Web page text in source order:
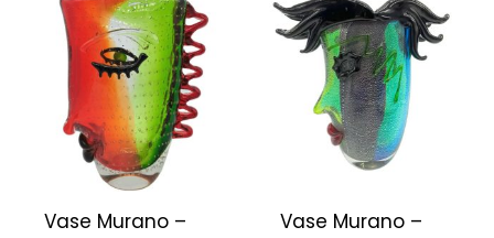
Vase Murano –
Vase Murano –